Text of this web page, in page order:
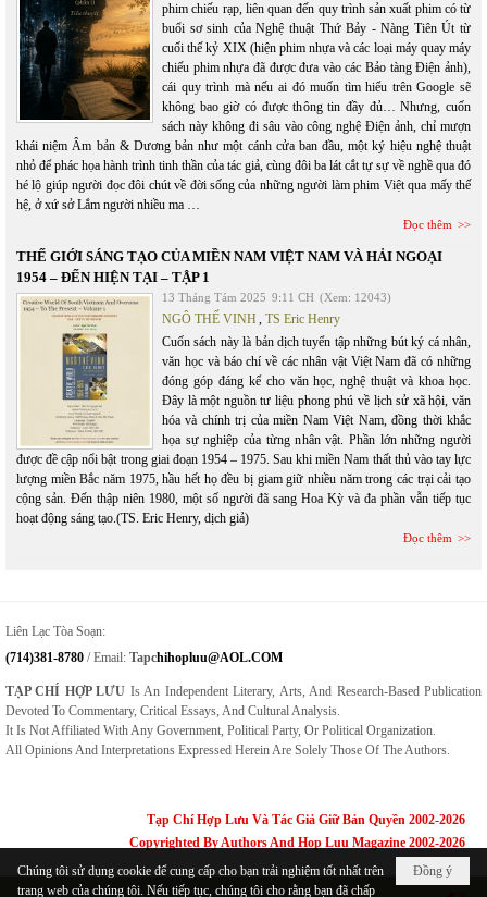
phim chiếu rạp, liên quan đến quy trình sản xuất phim có từ
buổi sơ sinh của Nghệ thuật Thứ Bảy - Nàng Tiên Út từ
cuối thế kỷ XIX (hiện phim nhựa và các loại máy quay máy
chiếu phim nhựa đã được đưa vào các Bảo tàng Điện ảnh),
cái quy trình mà nếu ai đó muốn tìm hiểu trên Google sẽ
không bao giờ có được thông tin đầy đủ… Nhưng, cuốn
sách này không đi sâu vào công nghệ Điện ảnh, chỉ mượn
khái niệm Âm bản & Dương bản như một cánh cửa ban đầu, một ký hiệu nghệ thuật
nhỏ để phác họa hành trình tinh thần của tác giả, cùng đôi ba lát cắt tự sự về nghề qua đó
hé lộ giúp người đọc đôi chút về đời sống của những người làm phim Việt qua mấy thế
hệ, ở xứ sở Lắm người nhiều ma …
Đọc thêm
THẾ GIỚI SÁNG TẠO CỦA MIỀN NAM VIỆT NAM VÀ HẢI NGOẠI
1954 – ĐẾN HIỆN TẠI – TẬP 1
13 Tháng Tám 2025 9:11 CH (Xem: 12043)
NGÔ THẾ VINH, TS Eric Henry
Cuốn sách này là bản dịch tuyển tập những bút ký cá nhân,
văn học và báo chí về các nhân vật Việt Nam đã có những
đóng góp đáng kể cho văn học, nghệ thuật và khoa học.
Đây là một nguồn tư liệu phong phú về lịch sử xã hội, văn
hóa và chính trị của miền Nam Việt Nam, đồng thời khắc
họa sự nghiệp của từng nhân vật. Phần lớn những người
được đề cập nổi bật trong giai đoạn 1954 – 1975. Sau khi miền Nam thất thủ vào tay lực
lượng miền Bắc năm 1975, hầu hết họ đều bị giam giữ nhiều năm trong các trại cải tạo
cộng sản. Đến thập niên 1980, một số người đã sang Hoa Kỳ và đa phần vẫn tiếp tục
hoạt động sáng tạo.(TS. Eric Henry, dịch giả)
Đọc thêm
Liên Lạc Tòa Soạn:
(714)381-8780 / Email: TapcHihopluu@AOL.COM
TẠP CHÍ HỢP LƯU Is An Independent Literary, Arts, And Research-Based Publication
Devoted To Commentary, Critical Essays, And Cultural Analysis.
It Is Not Affiliated With Any Government, Political Party, Or Political Organization.
All Opinions And Interpretations Expressed Herein Are Solely Those Of The Authors.
Tạp Chí Hợp Lưu Và Tác Giả Giữ Bản Quyền 2002-2026
Copyrighted By Authors And Hop Luu Magazine 2002-2026
Đồng ý
Chúng tôi sử dụng cookie để cung cấp cho bạn trải nghiệm tốt nhất trên
trang web của chúng tôi. Nếu tiếp tục, chúng tôi cho rằng bạn đã chấp